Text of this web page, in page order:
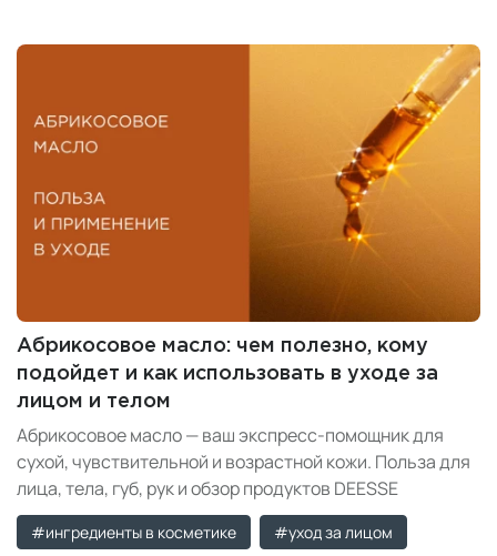
сложные задачи: например, уменьшают целлюлит,
возвращают упругость, успокаивают раздражения.
Абрикосовое масло: чем полезно, кому
подойдет и как использовать в уходе за
лицом и телом
Абрикосовое масло — ваш экспресс-помощник для
сухой, чувствительной и возрастной кожи. Польза для
лица, тела, губ, рук и обзор продуктов DEESSE
Cosmetics: чистое масло, крем для рук, баттер для
тела, маска для лица.
#ингредиенты в косметике #уход за лицом